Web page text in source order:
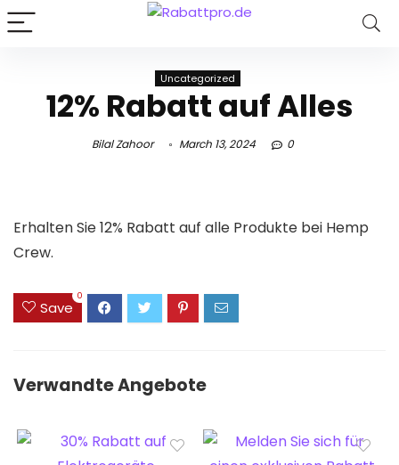
Uncategorized
12% Rabatt auf Alles
Bilal Zahoor March 13, 2024 0
Erhalten Sie 12% Rabatt auf alle Produkte bei Hemp
Crew.
Save
0
Verwandte Angebote